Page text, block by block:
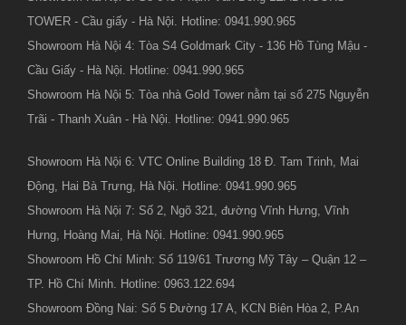
TOWER - Cầu giấy - Hà Nội. Hotline: 0941.990.965
Showroom Hà Nội 4: Tòa S4 Goldmark City - 136 Hồ Tùng Mậu -
Cầu Giấy - Hà Nội. Hotline: 0941.990.965
Showroom Hà Nội 5: Tòa nhà Gold Tower nằm tại số 275 Nguyễn
Trãi - Thanh Xuân - Hà Nội. Hotline: 0941.990.965
Showroom Hà Nội 6: VTC Online Building 18 Đ. Tam Trinh, Mai
Động, Hai Bà Trưng, Hà Nội. Hotline: 0941.990.965
Showroom Hà Nội 7: Số 2, Ngõ 321, đường Vĩnh Hưng, Vĩnh
Hưng, Hoàng Mai, Hà Nội. Hotline: 0941.990.965
Showroom Hồ Chí Minh: Số 119/61 Trương Mỹ Tây – Quận 12 –
TP. Hồ Chí Minh. Hotline: 0963.122.694
Showroom Đồng Nai: Số 5 Đường 17 A, KCN Biên Hòa 2, P.An